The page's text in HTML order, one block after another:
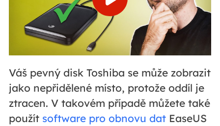
Váš pevný disk Toshiba se může zobrazit
jako nepřidělené místo, protože oddíl je
ztracen. V takovém případě můžete také
použít software pro obnovu datEaseUS